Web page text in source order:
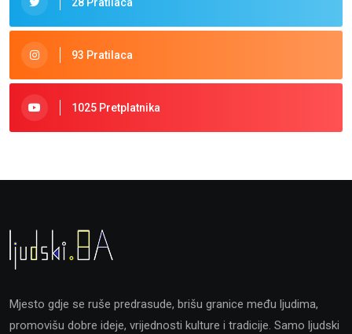
93 Pratilaca
1025 Pretplatnika
Mjesto gdje se ruše predrasude, brišu granice među ljudima,
promovišu dobre ideje, vrijednosti kulture i tradicije. Samo ljudski